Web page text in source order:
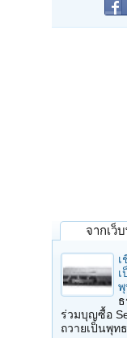
จากเว็
ร่วมบุญซื้อ
ถวายเป็นพุท